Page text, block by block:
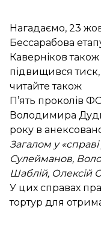
Нагадаємо, 23
Бессарабова
Каверніков
підвищився тиск,
читайте також
П’ять проколів
Володимира
року в
Загалом у
Сулейманов,
Шаблій, Олексій
У цих справах
тортур для